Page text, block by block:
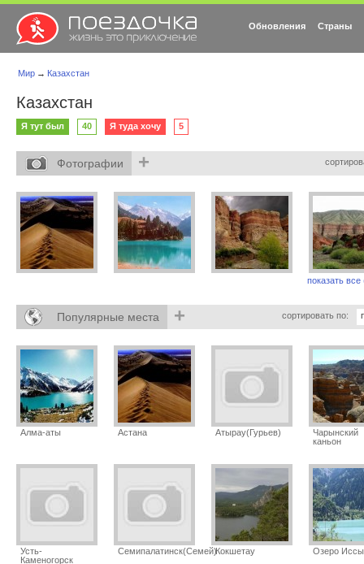
Обновления Страны
Мир → Казахстан
Казахстан
Я тут был 40 Я туда хочу 5
Фотографии +
показать все
Популярные места + сортировать по:
Алма-аты Астана Атырау(Гурьев)
Чарынский
каньон
Усть-
Каменогорск
Семипалатинск(Семей)Кокшетау Озеро